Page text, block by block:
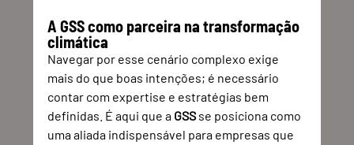
A GSS como parceira na transformação
climática
Navegar por esse cenário complexo exige
mais do que boas intenções; é necessário
contar com expertise e estratégias bem
definidas. É aqui que a GSS se posiciona como
uma aliada indispensável para empresas que